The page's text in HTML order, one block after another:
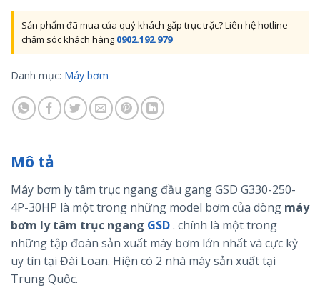
Sản phẩm đã mua của quý khách gặp trục trặc? Liên hệ hotline
chăm sóc khách hàng 0902.192.979
Danh mục: Máy bơm
Mô tả
Máy bơm ly tâm trục ngang đầu gang GSD G330-250-
4P-30HP là một trong những model bơm của dòng máy
bơm ly tâm trục ngang GSD. chính là một trong
những tập đoàn sản xuất máy bơm lớn nhất và cực kỳ
uy tín tại Đài Loan. Hiện có 2 nhà máy sản xuất tại
Trung Quốc.